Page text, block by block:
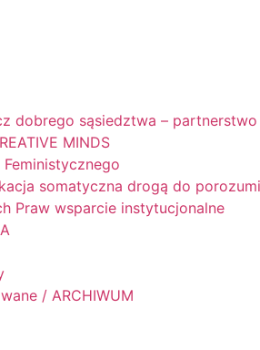
dobrego sąsiedztwa –
MINDS
Feministycznego
somatyczna drogą do
Praw wsparcie instytucjonalne
/ ARCHIWUM